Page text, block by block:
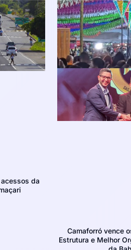
da
Camaforró vence
Estrutura e Melhor